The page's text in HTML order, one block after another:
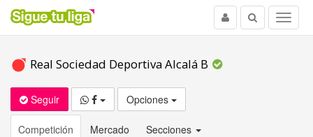
Menu
Buscar
Usuario
Real Sociedad Deportiva Alcalá B
Seguir Opciones
Competición Mercado Secciones